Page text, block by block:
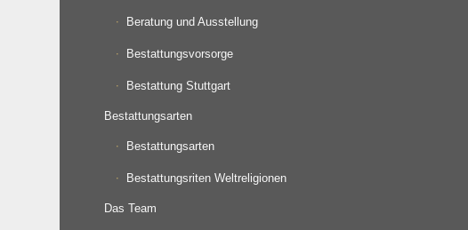
Beratung und Ausstellung
Bestattungsvorsorge
Bestattung Stuttgart
Bestattungsarten
Bestattungsarten
Bestattungsriten Weltreligionen
Das Team